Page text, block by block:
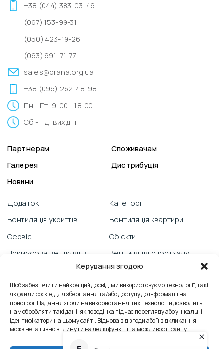
Керування згодою
Щоб забезпечити найкращий досвід, ми використовуємо технології, такі
як файли cookie, для зберігання та/або доступу до інформації на
пристрої. Надання згоди на використання цих технологій дозволить
нам обробляти такі дані, як поведінка під час перегляду або унікальні
ідентифікатори на цьому сайті. Відмова від згоди або її відкликання
може негативно вплинути на деякі функції та можливості сайту.
+38 (044) 383-03-46
(067) 153-99-31
(050) 423-19-26
(063) 991-71-77
sales@prana.org.ua
+38 (096) 262-48-98
Пн - Пт: 9:00 - 18:00
Сб - Нд: вихідні
Партнерам
Споживачам
Галерея
Дистрибуція
Новини
Додаток
Вентиляція укриттів
Сервіс
Примусова вентиляція
PRANA зі смартфону
Технічна підтримка
Боротьба з пліснявою
Категорії
Вентиляція квартири
Об'єкти
Вентиляція спортзалу
Відеоблог
Вентиляція школи
Відгуки
Вентиляція офісу